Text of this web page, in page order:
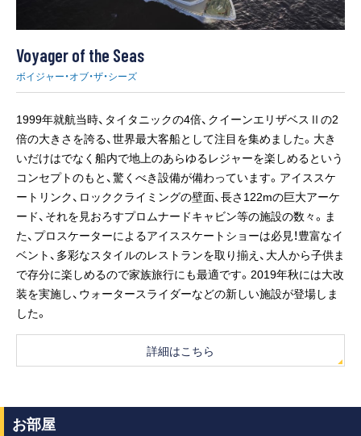
Voyager of the Seas
ボイジャー・オブ・ザ・シーズ
1999年就航当時、タイタニックの4倍、クイーンエリザベスⅡの2
倍の大きさを誇る、世界最大客船として注目を集めました。大き
いだけはでなく船内で地上のあらゆるレジャーを楽しめるという
コンセプトのもと、驚くべき設備が備わっています。アイススケ
ートリンク、ロッククライミングの壁面、長さ122mの巨大アーケ
ード、それを見おろすプロムナードキャビン等の施設の数々。ま
た、プロスケーターによるアイススケートショーは必見！豊富なイ
ベント、多彩なスタイルのレストランを取り揃え、大人から子供ま
で存分に楽しめるので家族旅行にも最適です。2019年秋には大改
装を実施し、ウォータースライダーなどの新しい施設が登場しま
した。
詳細はこちら
お部屋